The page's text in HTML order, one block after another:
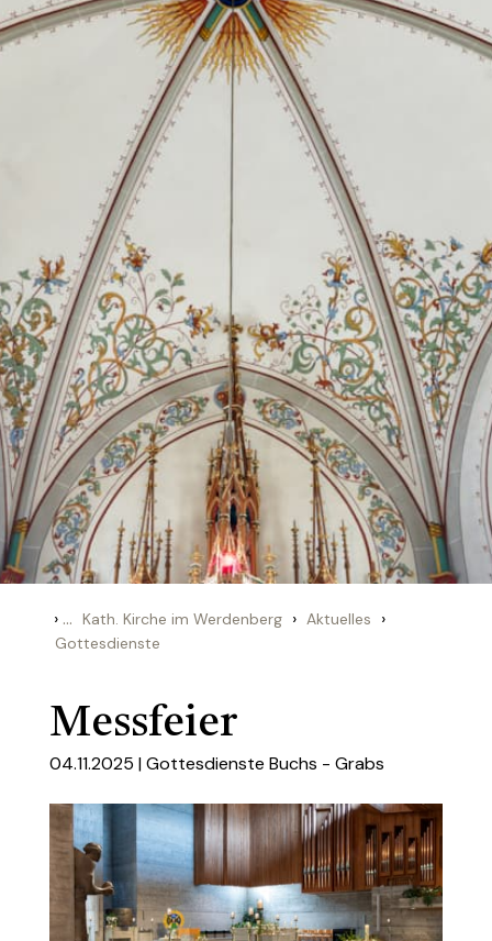
› ... Kath. Kirche im Werdenberg › Aktuelles ›
Gottesdienste
Messfeier
04.11.2025 |Gottesdienste Buchs - Grabs